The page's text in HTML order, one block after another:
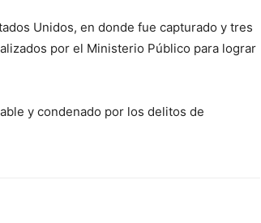
Unidos, en donde fue capturado y tres
por el Ministerio Público para lograr
y condenado por los delitos de